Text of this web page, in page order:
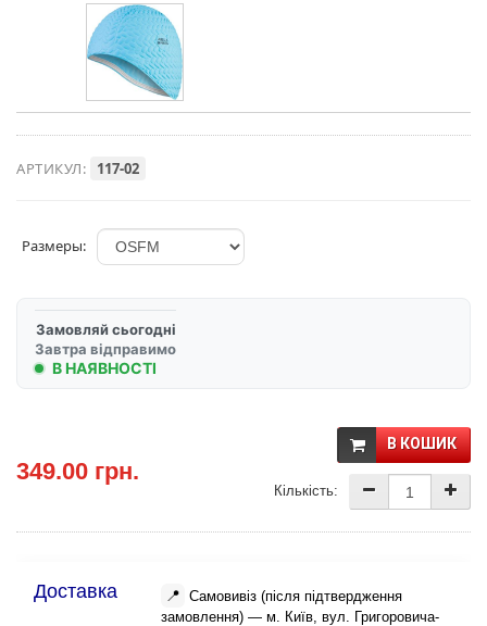
АРТИКУЛ: 117-02
Размеры:
Замовляй сьогодні
Завтра відправимо
В НАЯВНОСТІ
349.00 грн.
В КОШИК
Кількість:
Доставка 📍 Самовивіз (після підтвердження
замовлення) — м. Київ, вул. Григоровича-